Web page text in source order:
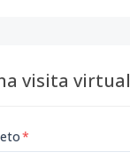
visita virtual
*